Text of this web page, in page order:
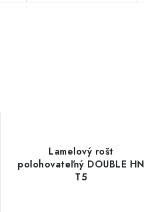
Lamelový rošt
polohovateľný DOUBLE HN
T5